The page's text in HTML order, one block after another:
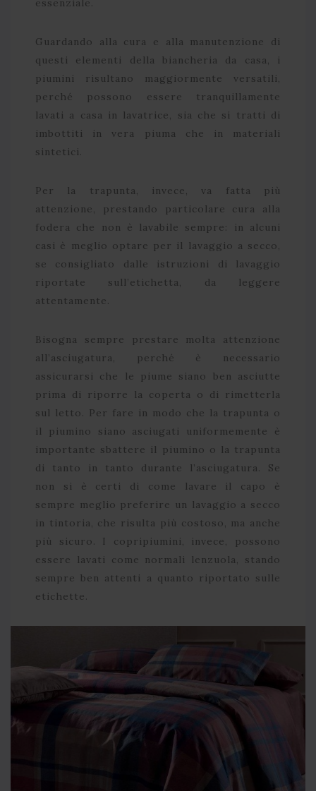
essenziale.
Guardando alla cura e alla manutenzione di
questi elementi della biancheria da casa, i
piumini risultano maggiormente versatili,
perché possono essere tranquillamente
lavati a casa in lavatrice, sia che si tratti di
imbottiti in vera piuma che in materiali
sintetici.
Per la trapunta, invece, va fatta più
attenzione, prestando particolare cura alla
fodera che non è lavabile sempre: in alcuni
casi è meglio optare per il lavaggio a secco,
se consigliato dalle istruzioni di lavaggio
riportate sull’etichetta, da leggere
attentamente.
Bisogna sempre prestare molta attenzione
all’asciugatura, perché è necessario
assicurarsi che le piume siano ben asciutte
prima di riporre la coperta o di rimetterla
sul letto. Per fare in modo che la trapunta o
il piumino siano asciugati uniformemente è
importante sbattere il piumino o la trapunta
di tanto in tanto durante l’asciugatura. Se
non si è certi di come lavare il capo è
sempre meglio preferire un lavaggio a secco
in tintoria, che risulta più costoso, ma anche
più sicuro. I copripiumini, invece, possono
essere lavati come normali lenzuola, stando
sempre ben attenti a quanto riportato sulle
etichette.